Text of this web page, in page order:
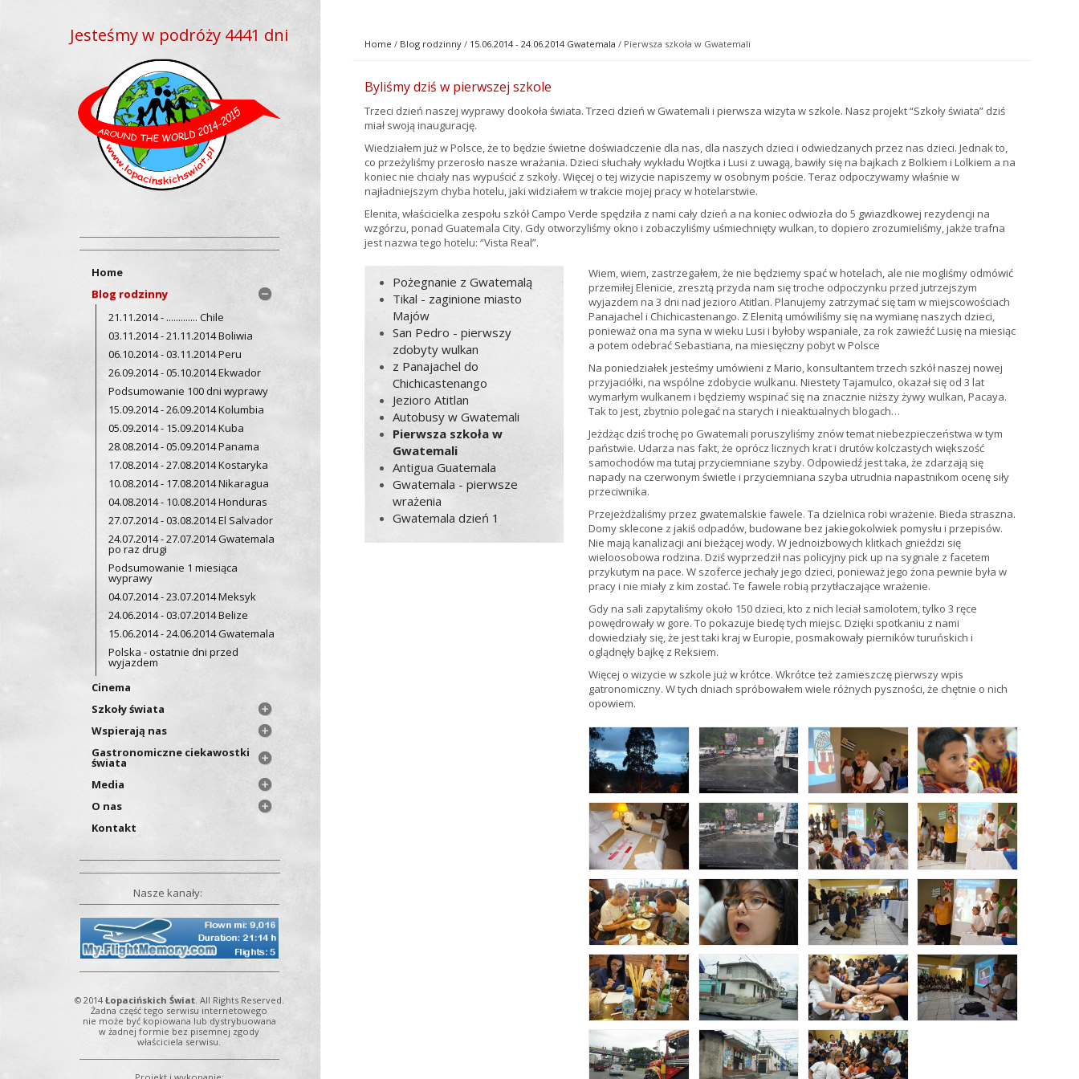
Jesteśmy w podróży 4441 dni
Home
Blog rodzinny
21.11.2014 - ............. Chile
03.11.2014 - 21.11.2014 Boliwia
06.10.2014 - 03.11.2014 Peru
26.09.2014 - 05.10.2014 Ekwador
Podsumowanie 100 dni wyprawy
15.09.2014 - 26.09.2014 Kolumbia
05.09.2014 - 15.09.2014 Kuba
28.08.2014 - 05.09.2014 Panama
17.08.2014 - 27.08.2014 Kostaryka
10.08.2014 - 17.08.2014 Nikaragua
04.08.2014 - 10.08.2014 Honduras
27.07.2014 - 03.08.2014 El Salvador
24.07.2014 - 27.07.2014 Gwatemala
po raz drugi
Podsumowanie 1 miesiąca
wyprawy
04.07.2014 - 23.07.2014 Meksyk
24.06.2014 - 03.07.2014 Belize
15.06.2014 - 24.06.2014 Gwatemala
Polska - ostatnie dni przed
wyjazdem
Cinema
Szkoły świata
Wspierają nas
Gastronomiczne ciekawostki
świata
Media
O nas
Kontakt
Nasze kanały:
© 2014 Łopacińskich Świat. All Rights Reserved.
Żadna część tego serwisu internetowego
nie może być kopiowana lub dystrybuowana
w żadnej formie bez pisemnej zgody
właściciela serwisu.
Home / Blog rodzinny / 15.06.2014 - 24.06.2014 Gwatemala / Pierwsza szkoła w Gwatemali
Byliśmy dziś w pierwszej szkole
Trzeci dzień naszej wyprawy dookoła świata. Trzeci dzień w Gwatemali i pierwsza wizyta w szkole. Nasz projekt “Szkoły świata” dziś
miał swoją inaugurację.
Wiedziałem już w Polsce, że to będzie świetne doświadczenie dla nas, dla naszych dzieci i odwiedzanych przez nas dzieci. Jednak to,
co przeżyliśmy przerosło nasze wrażania. Dzieci słuchały wykładu Wojtka i Lusi z uwagą, bawiły się na bajkach z Bolkiem i Lolkiem a na
koniec nie chciały nas wypuścić z szkoły. Więcej o tej wizycie napiszemy w osobnym poście. Teraz odpoczywamy właśnie w
najładniejszym chyba hotelu, jaki widziałem w trakcie mojej pracy w hotelarstwie.
Elenita, właścicielka zespołu szkół Campo Verde spędziła z nami cały dzień a na koniec odwiozła do 5 gwiazdkowej rezydencji na
wzgórzu, ponad Guatemala City. Gdy otworzyliśmy okno i zobaczyliśmy uśmiechnięty wulkan, to dopiero zrozumieliśmy, jakże trafna
jest nazwa tego hotelu: “Vista Real”.
Pożegnanie z Gwatemalą
Tikal - zaginione miasto
Majów
San Pedro - pierwszy
zdobyty wulkan
z Panajachel do
Chichicastenango
Jezioro Atitlan
Autobusy w Gwatemali
Pierwsza szkoła w
Gwatemali
Antigua Guatemala
Gwatemala - pierwsze
wrażenia
Gwatemala dzień 1
Wiem, wiem, zastrzegałem, że nie będziemy spać w hotelach, ale nie mogliśmy odmówić
przemiłej Elenicie, zresztą przyda nam się troche odpoczynku przed jutrzejszym
wyjazdem na 3 dni nad jezioro Atitlan. Planujemy zatrzymać się tam w miejscowościach
Panajachel i Chichicastenango. Z Elenitą umówiliśmy się na wymianę naszych dzieci,
ponieważ ona ma syna w wieku Lusi i byłoby wspaniale, za rok zawieźć Lusię na miesiąc
a potem odebrać Sebastiana, na miesięczny pobyt w Polsce
Na poniedziałek jesteśmy umówieni z Mario, konsultantem trzech szkół naszej nowej
przyjaciółki, na wspólne zdobycie wulkanu. Niestety Tajamulco, okazał się od 3 lat
wymarłym wulkanem i będziemy wspinać się na znacznie niższy żywy wulkan, Pacaya.
Tak to jest, zbytnio polegać na starych i nieaktualnych blogach…
Jeżdżąc dziś trochę po Gwatemali poruszyliśmy znów temat niebezpieczeństwa w tym
państwie. Udarza nas fakt, że oprócz licznych krat i drutów kolczastych większość
samochodów ma tutaj przyciemniane szyby. Odpowiedź jest taka, że zdarzają się
napady na czerwonym świetle i przyciemniana szyba utrudnia napastnikom ocenę siły
przeciwnika.
Przejeżdżaliśmy przez gwatemalskie fawele. Ta dzielnica robi wrażenie. Bieda straszna.
Domy sklecone z jakiś odpadów, budowane bez jakiegokolwiek pomysłu i przepisów.
Nie mają kanalizacji ani bieżącej wody. W jednoizbowych klitkach gnieździ się
wieloosobowa rodzina. Dziś wyprzedził nas policyjny pick up na sygnale z facetem
przykutym na pace. W szoferce jechały jego dzieci, ponieważ jego żona pewnie była w
pracy i nie miały z kim zostać. Te fawele robią przytłaczające wrażenie.
Gdy na sali zapytaliśmy około 150 dzieci, kto z nich leciał samolotem, tylko 3 ręce
powędrowały w gore. To pokazuje biedę tych miejsc. Dzięki spotkaniu z nami
dowiedziały się, że jest taki kraj w Europie, posmakowały pierników turuńskich i
oglądnęły bajkę z Reksiem.
Więcej o wizycie w szkole już w krótce. Wkrótce też zamieszczę pierwszy wpis
gatronomiczny. W tych dniach spróbowałem wiele różnych pyszności, że chętnie o nich
opowiem.